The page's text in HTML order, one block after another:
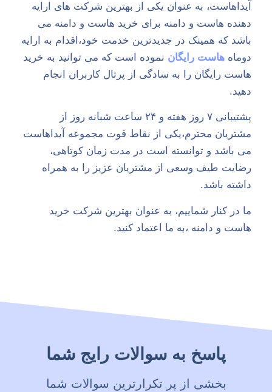
آیداهاست، به عنوان یکی از بهترین شرکت های ارایه
دهنده هاست و دامنه برای خرید هاست و دامنه می
باشد که همینک در جدیدترین خدمت خود،اقدام به ارایه
دوماه هاست رایگان نموده است که می توانید به خرید
هاست رایگان را به سادگی از پرتال کاربران انجام
دهید.
پشتیبانی ۷ روز هفته و ۲۴ ساعت شبانه روز از
مشتریان محترم،یکی از نقاط قوت مجموعه آیداهاست
می باشد و توانسته است در مدت زمان کوتاهی،
رضایت طیف وسعی از مشتریان عزیز را به همراه
داشته باشد.
ما در کنار شماییم، به عنوان بهترین شرکت خرید
هاست و دامنه ،به ما اعتماد کنید.
پاسخ به سوالات رایج شما
بخشی از پر تکرارترین سوالات شما